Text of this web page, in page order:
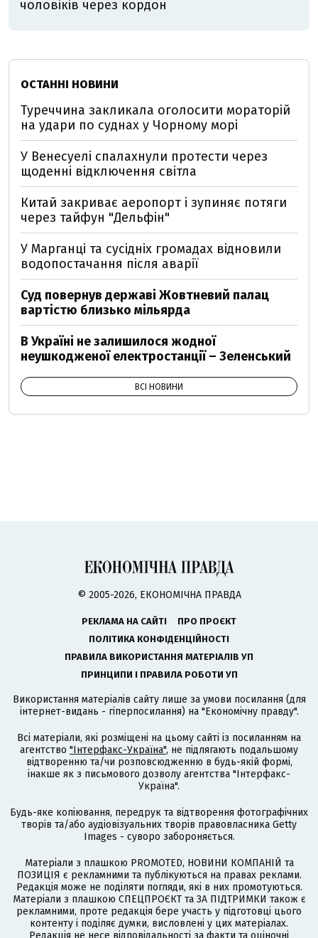
чоловіків через кордон
ОСТАННІ НОВИНИ
Туреччина закликала оголосити мораторій
на удари по суднах у Чорному морі
У Венесуелі спалахнули протести через
щоденні відключення світла
Китай закриває аеропорт і зупиняє потяги
через тайфун "Дельфін"
У Марганці та сусідніх громадах відновили
водопостачання після аварії
Суд повернув державі Жовтневий палац
вартістю близько мільярда
В Україні не залишилося жодної
неушкодженої електростанції – Зеленський
ВСІ НОВИНИ
© 2005-2026, ЕКОНОМІЧНА ПРАВДА
РЕКЛАМА НА САЙТІ
ПРО ПРОЄКТ
ПОЛІТИКА КОНФІДЕНЦІЙНОСТІ
ПРАВИЛА ВИКОРИСТАННЯ МАТЕРІАЛІВ УП
ПРИНЦИПИ І ПРАВИЛА РОБОТИ УП
Використання матеріалів сайту лише за умови посилання (для
інтернет-видань - гіперпосилання) на "Економічну правду".
Всі матеріали, які розміщені на цьому сайті із посиланням на
агентство "Інтерфакс-Україна", не підлягають подальшому
відтворенню та/чи розповсюдженню в будь-якій формі,
інакше як з письмового дозволу агентства "Інтерфакс-
Україна".
Будь-яке копіювання, передрук та відтворення фотографічних
творів та/або аудіовізуальних творів правовласника Getty
Images - суворо забороняється.
Матеріали з плашкою PROMOTED, НОВИНИ КОМПАНІЙ та
ПОЗИЦІЯ є рекламними та публікуються на правах реклами.
Редакція може не поділяти погляди, які в них промотуються.
Матеріали з плашкою СПЕЦПРОЄКТ та ЗА ПІДТРИМКИ також є
рекламними, проте редакція бере участь у підготовці цього
контенту і поділяє думки, висловлені у цих матеріалах.